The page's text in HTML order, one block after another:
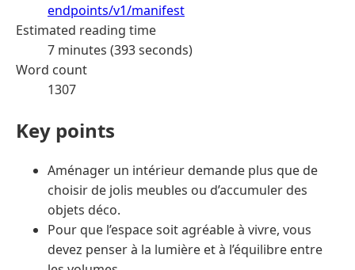
endpoints/v1/manifest
Estimated reading time
7 minutes (393 seconds)
Word count
1307
Key points
Aménager un intérieur demande plus que de
choisir de jolis meubles ou d’accumuler des
objets déco.
Pour que l’espace soit agréable à vivre, vous
devez penser à la lumière et à l’équilibre entre